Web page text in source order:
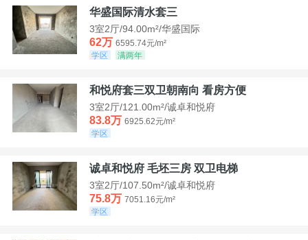
华盛国际清水套三
3室2厅/94.00m²/华盛国际
62万 6595.74元/m²
学区
满两年
和悦府套三双卫朝南向 看房方便
3室2厅/121.00m²/诚卓和悦府
83.8万 6925.62元/m²
学区
诚卓和悦府 毛坯三房 双卫电梯
3室2厅/107.50m²/诚卓和悦府
75.8万 7051.16元/m²
学区